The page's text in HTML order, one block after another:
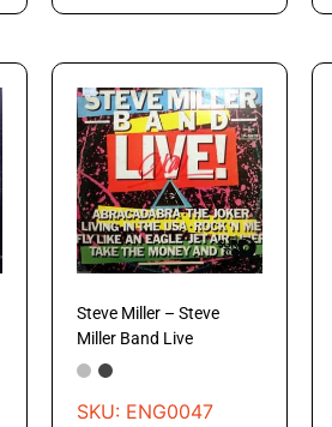
Steve Miller – Steve
Miller Band Live
SKU: ENG0047